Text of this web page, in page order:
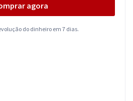
agora
do dinheiro em 7 dias.